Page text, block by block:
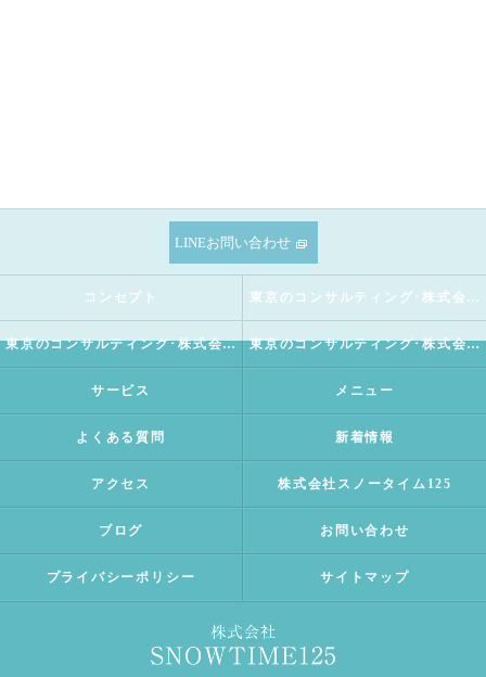
LINEお問い合わせ
コンセプト 東京のコンサルティング･株式会社SNOWTIME125の口コミ情報
東京のコンサルティング･株式会社SNOWTIME125の評判 東京のコンサルティング･株式会社SNOWTIME125のお客様の声
サービス メニュー
よくある質問 新着情報
アクセス 株式会社スノータイム125
ブログ お問い合わせ
プライバシーポリシー サイトマップ